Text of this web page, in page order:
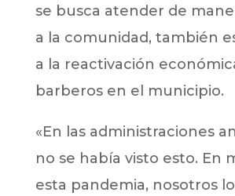
se busca atender de
a la comunidad, también
a la reactivación
barberos en el municipio.
«En las administraciones
no se había visto esto. En
esta pandemia, nosotros